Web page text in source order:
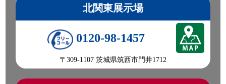
北関東展示場
0120-98-1457
〒309-1107 茨城県筑西市門井1712